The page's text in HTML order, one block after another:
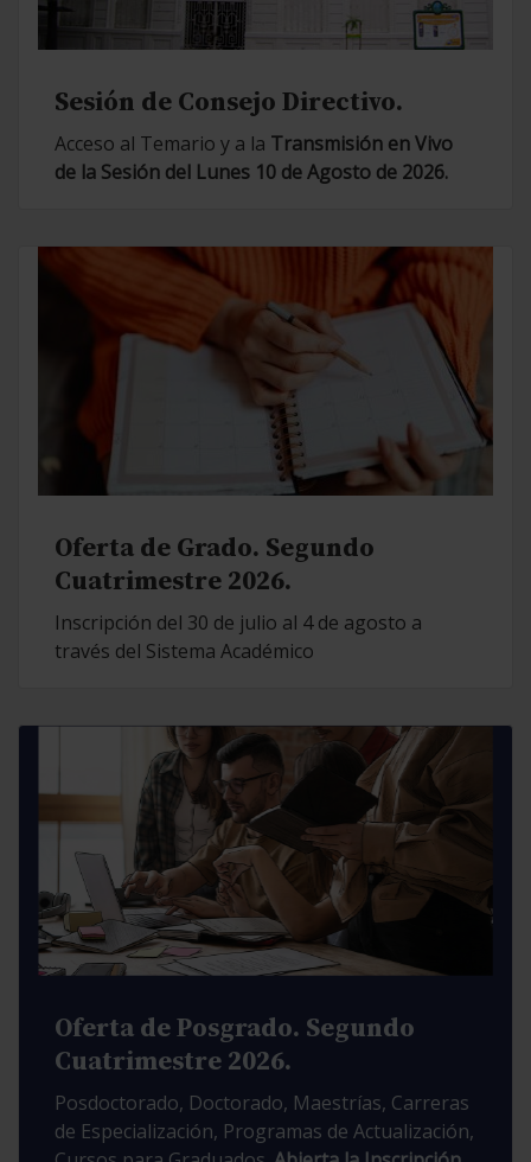
Sesión de Consejo Directivo.
Acceso al Temario y a la Transmisión en Vivo
de la Sesión del Lunes 10 de Agosto de 2026.
Oferta de Grado. Segundo
Cuatrimestre 2026.
Inscripción del 30 de julio al 4 de agosto a
través del Sistema Académico
Oferta de Posgrado. Segundo
Cuatrimestre 2026.
Posdoctorado, Doctorado, Maestrías, Carreras
de Especialización, Programas de Actualización,